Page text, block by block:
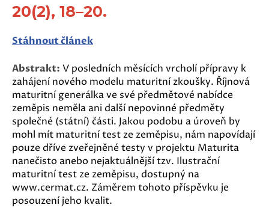
20(2), 18–20.
Stáhnout článek
Abstrakt: V posledních měsících vrcholí přípravy k
zahájení nového modelu maturitní zkoušky. Říjnová
maturitní generálka ve své předmětové nabídce
zeměpis neměla ani další nepovinné předměty
společné (státní) části. Jakou podobu a úroveň by
mohl mít maturitní test ze zeměpisu, nám napovídají
pouze dříve zveřejněné testy v projektu Maturita
nanečisto anebo nejaktuálnější tzv. Ilustrační
maturitní test ze zeměpisu, dostupný na
www.cermat.cz. Záměrem tohoto příspěvku je
posouzení jeho kvalit.